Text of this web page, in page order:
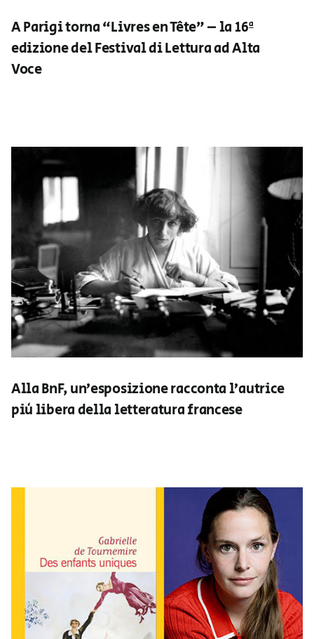
A Parigi torna “Livres en Tête” – la 16ª
edizione del Festival di Lettura ad Alta
Voce
Alla BnF, un’esposizione racconta l’autrice
più libera della letteratura francese